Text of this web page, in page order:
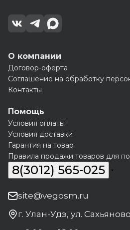
О компании
Договор-оферта
Соглашение на обработку
Контакты
Помощь
Условия оплаты
Условия доставки
Гарантия на товар
Правила продажи товаров для
8(3012) 565-025
site@vegosm.ru
г. Улан-Удэ, ул.